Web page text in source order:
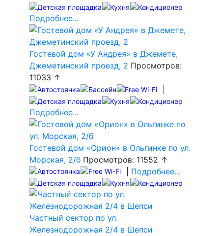
Подробнее...
Гостевой дом «У Андрея» в Джемете,
Джеметинский проезд, 2 Просмотров:
11033 ↑
Подробнее...
Гостевой дом «Орион» в Ольгинке по ул.
Морская, 2/б Просмотров: 11552 ↑
Подробнее...
Частный сектор по ул.
Железнодорожная 2/4 в Шепси